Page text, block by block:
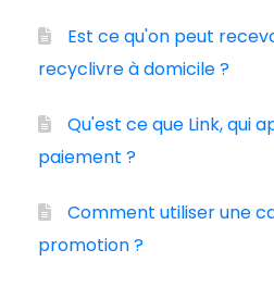
Est ce qu'on peut
recyclivre à domicile ?
Qu'est ce que Link, qui
paiement ?
Comment utiliser une
promotion ?